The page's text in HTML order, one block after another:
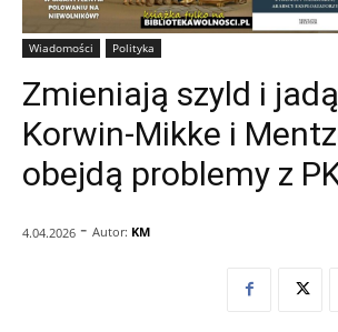
Wiadomości Polityka
Zmieniają szyld i
Korwin-Mikke i
obejdą problemy z
4.04.2026 - Autor: KM